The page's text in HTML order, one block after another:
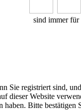
sind immer für
registriert sind,
dieser Website
Bitte bestätigen